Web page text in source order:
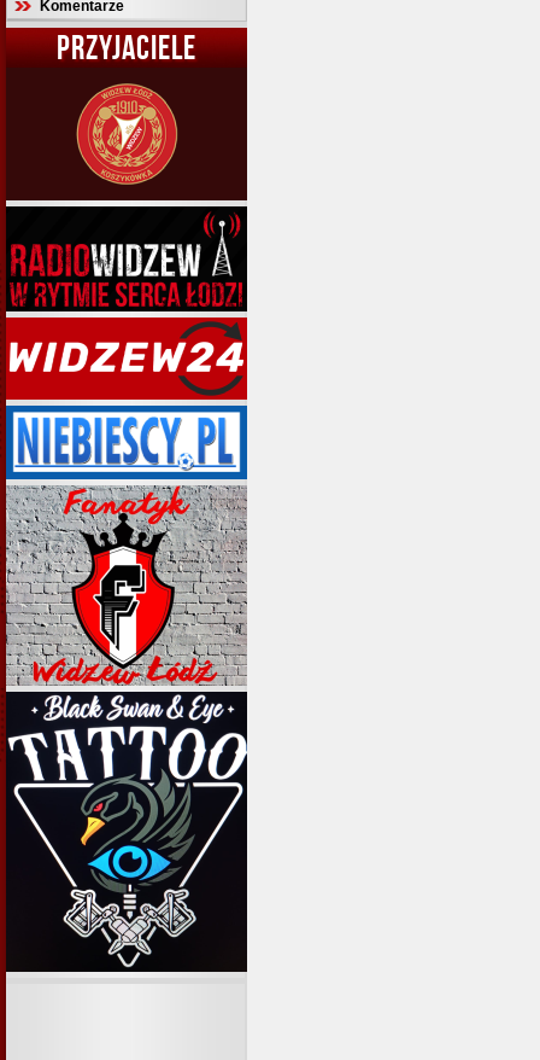
Komentarze
PRZYJACIELE